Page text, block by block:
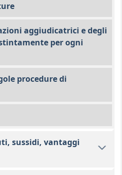
aggiudicatrici e degli
per ogni
procedure di
sussidi, vantaggi